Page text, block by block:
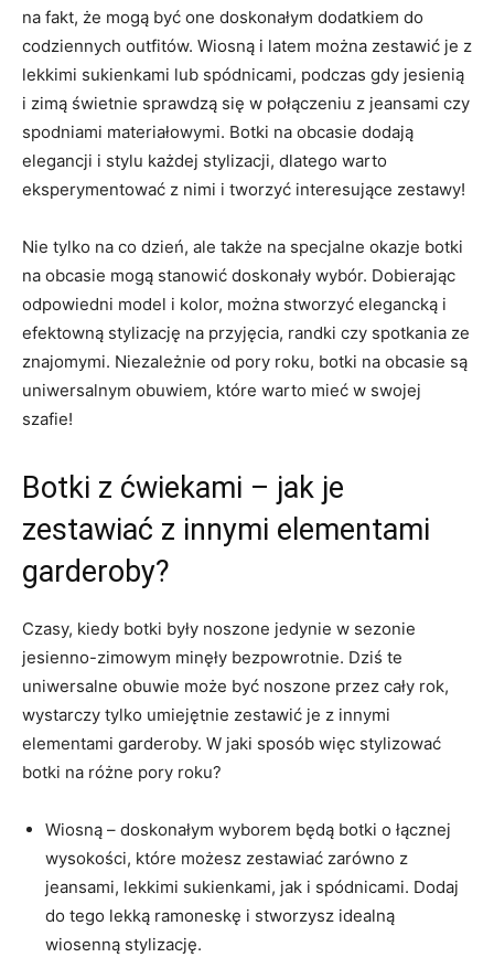
na fakt, że ‌mogą być one doskonałym dodatkiem do​
codziennych outfitów. Wiosną ⁤i⁢ latem można zestawić je z
lekkimi sukienkami lub spódnicami, ‌podczas gdy ⁤jesienią
‌i ⁢zimą świetnie sprawdzą się ‍w połączeniu z jeansami czy
spodniami materiałowymi. Botki na obcasie dodają
elegancji i stylu każdej‍ stylizacji, dlatego‍ warto
eksperymentować ​z nimi i tworzyć ⁣interesujące zestawy!
Nie tylko na co dzień, ⁢ale także‌ na​ specjalne okazje botki‍
na obcasie mogą stanowić doskonały wybór. Dobierając
odpowiedni model i⁢ kolor, można stworzyć elegancką i
efektowną stylizację na przyjęcia, randki czy spotkania ze
znajomymi. Niezależnie od pory roku, botki na obcasie są
⁤uniwersalnym⁢ obuwiem,⁤ które warto mieć w swojej
szafie!
Botki z ćwiekami – jak je
zestawiać z innymi elementami
garderoby?
Czasy, kiedy botki ⁤były noszone jedynie w sezonie
jesienno-zimowym minęły bezpowrotnie. ‌Dziś te
uniwersalne obuwie‌ może być noszone ⁢przez​ cały rok,
wystarczy tylko umiejętnie zestawić je z innymi
elementami garderoby. W jaki sposób więc stylizować
botki na ⁤różne pory roku?
Wiosną – doskonałym wyborem będą botki o łącznej⁣
wysokości, które możesz zestawiać ‌zarówno z
jeansami, lekkimi sukienkami, jak​ i spódnicami. Dodaj‌
do tego lekką ramoneskę i‍ stworzysz idealną⁢
wiosenną stylizację.